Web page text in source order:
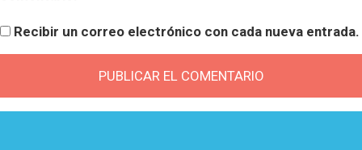
Recibir un correo electrónico con cada nueva entrada.